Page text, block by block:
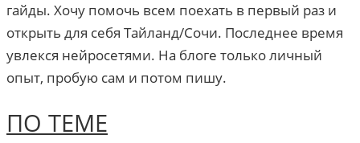
гайды. Хочу помочь всем поехать в первый раз и
открыть для себя Тайланд/Сочи. Последнее время
увлекся нейросетями. На блоге только личный
опыт, пробую сам и потом пишу.
ПО ТЕМЕ